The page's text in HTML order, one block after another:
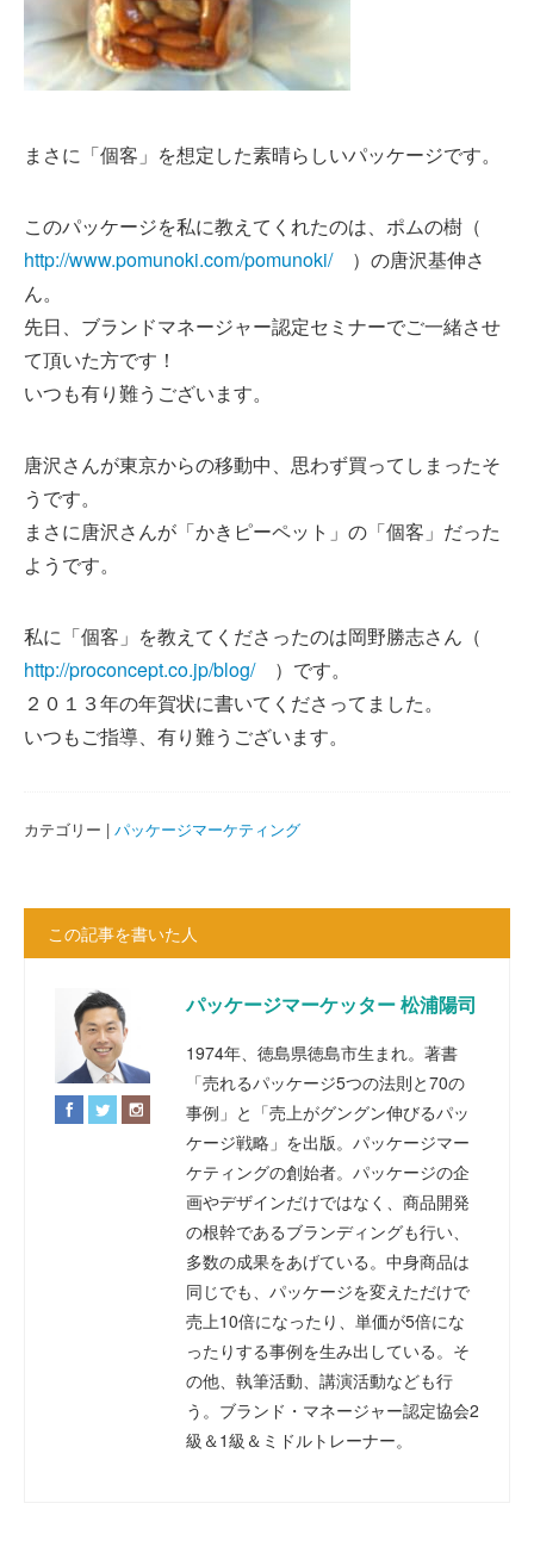
まさに「個客」を想定した素晴らしいパッケージです。
このパッケージを私に教えてくれたのは、ポムの樹（
http://www.pomunoki.com/pomunoki/）の唐沢基伸さ
ん。
先日、ブランドマネージャー認定セミナーでご一緒させ
て頂いた方です！
いつも有り難うございます。
唐沢さんが東京からの移動中、思わず買ってしまったそ
うです。
まさに唐沢さんが「かきピーペット」の「個客」だった
ようです。
私に「個客」を教えてくださったのは岡野勝志さん（
http://proconcept.co.jp/blog/）です。
２０１３年の年賀状に書いてくださってました。
いつもご指導、有り難うございます。
カテゴリー | パッケージマーケティング
この記事を書いた人
パッケージマーケッター 松浦陽司
1974年、徳島県徳島市生まれ。著書
「売れるパッケージ5つの法則と70の
事例」と「売上がグングン伸びるパッ
ケージ戦略」を出版。パッケージマー
ケティングの創始者。パッケージの企
画やデザインだけではなく、商品開発
の根幹であるブランディングも行い、
多数の成果をあげている。中身商品は
同じでも、パッケージを変えただけで
売上10倍になったり、単価が5倍にな
ったりする事例を生み出している。そ
の他、執筆活動、講演活動なども行
う。ブランド・マネージャー認定協会2
級＆1級＆ミドルトレーナー。